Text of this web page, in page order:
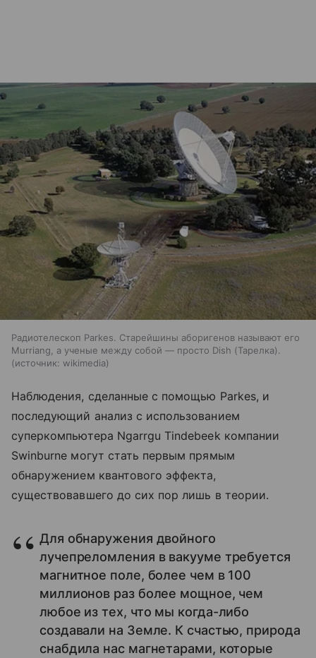
Радиотелескоп Parkes. Старейшины аборигенов называют его
Murriang, а ученые между собой — просто Dish (Тарелка).
источник: wikimedia
Наблюдения, сделанные с помощью Parkes, и
последующий анализ с использованием
суперкомпьютера Ngarrgu Tindebeek компании
Swinburne могут стать первым прямым
обнаружением квантового эффекта,
существовавшего до сих пор лишь в теории.
Для обнаружения двойного
лучепреломления в вакууме требуется
магнитное поле, более чем в 100
миллионов раз более мощное, чем
любое из тех, что мы когда-либо
создавали на Земле. К счастью, природа
снабдила нас магнетарами, которые